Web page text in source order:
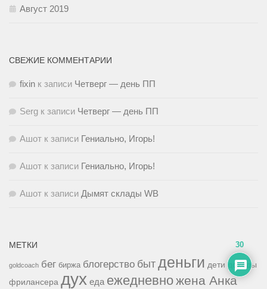
Август 2019
СВЕЖИЕ КОММЕНТАРИИ
fixin к записи Четверг — день ПП
Serg к записи Четверг — день ПП
Ашот к записи Гениально, Игорь!
Ашот к записи Гениально, Игорь!
Ашот к записи Дымят склады WB
МЕТКИ
goldcoach бег биржа блогерство быт деньги дети доходы
фрилансера дух еда ежедневножена Анка
30